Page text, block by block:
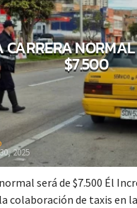
CARRERA
$7.500
2025
será de $7.500 Él
colaboración de taxis en